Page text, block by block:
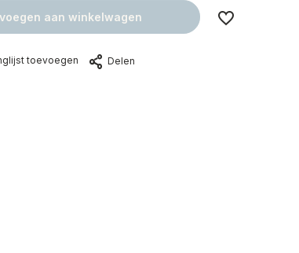
aan winkelwagen
toevoegen Delen